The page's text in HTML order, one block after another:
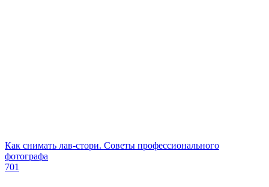
Как снимать лав-стори. Советы профессионального
фотографа
701